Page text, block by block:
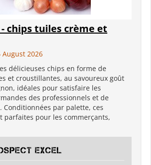
chips tuiles crème et
2026
délicieuses chips en forme de
et croustillantes, au savoureux goût
idéales pour satisfaire les
des professionnels et de
Conditionnées par palette, ces
parfaites pour les commerçants,
EXCEL